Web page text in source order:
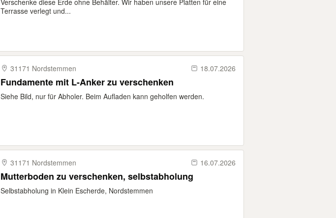
Verschenke diese Erde ohne Behälter. Wir haben unsere Platten für eine
Terrasse verlegt und...
31171 Nordstemmen 18.07.2026
Fundamente mit L-Anker zu verschenken
Siehe Bild, nur für Abholer. Beim Aufladen kann geholfen werden.
31171 Nordstemmen 16.07.2026
Mutterboden zu verschenken, selbstabholung
Selbstabholung in Klein Escherde, Nordstemmen